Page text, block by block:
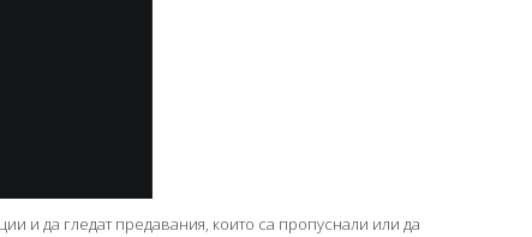
и да гледат предавания, които са пропуснали или да